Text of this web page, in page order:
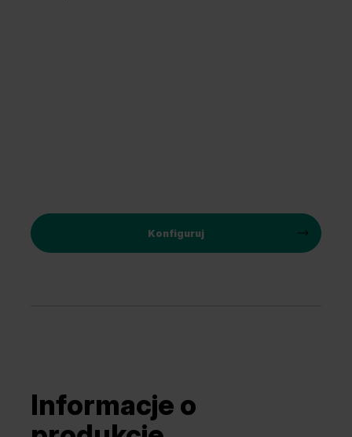
Konfiguruj
Informacje o